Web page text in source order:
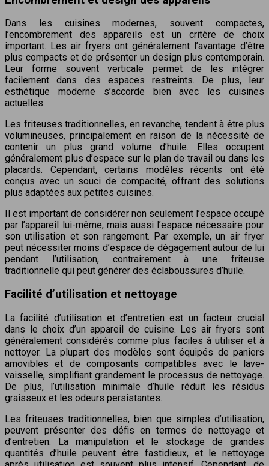
Dans les cuisines modernes, souvent compactes,
l’encombrement des appareils est un critère de choix
important. Les air fryers ont généralement l’avantage d’être
plus compacts et de présenter un design plus contemporain.
Leur forme souvent verticale permet de les intégrer
facilement dans des espaces restreints. De plus, leur
esthétique moderne s’accorde bien avec les cuisines
actuelles.
Les friteuses traditionnelles, en revanche, tendent à être plus
volumineuses, principalement en raison de la nécessité de
contenir un plus grand volume d’huile. Elles occupent
généralement plus d’espace sur le plan de travail ou dans les
placards. Cependant, certains modèles récents ont été
conçus avec un souci de compacité, offrant des solutions
plus adaptées aux petites cuisines.
Il est important de considérer non seulement l’espace occupé
par l’appareil lui-même, mais aussi l’espace nécessaire pour
son utilisation et son rangement. Par exemple, un air fryer
peut nécessiter moins d’espace de dégagement autour de lui
pendant l’utilisation, contrairement à une friteuse
traditionnelle qui peut générer des éclaboussures d’huile.
Facilité d’utilisation et nettoyage
La facilité d’utilisation et d’entretien est un facteur crucial
dans le choix d’un appareil de cuisine. Les air fryers sont
généralement considérés comme plus faciles à utiliser et à
nettoyer. La plupart des modèles sont équipés de paniers
amovibles et de composants compatibles avec le lave-
vaisselle, simplifiant grandement le processus de nettoyage.
De plus, l’utilisation minimale d’huile réduit les résidus
graisseux et les odeurs persistantes.
Les friteuses traditionnelles, bien que simples d’utilisation,
peuvent présenter des défis en termes de nettoyage et
d’entretien. La manipulation et le stockage de grandes
quantités d’huile peuvent être fastidieux, et le nettoyage